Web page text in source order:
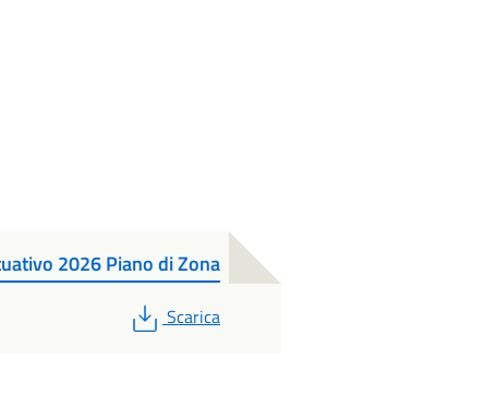
2026 Piano di Zona
PDF
Scarica